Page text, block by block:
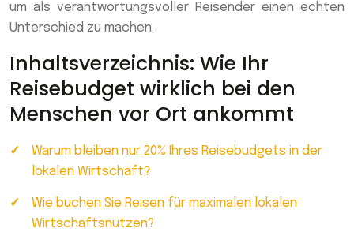
um als verantwortungsvoller Reisender einen echten
Unterschied zu machen.
Inhaltsverzeichnis: Wie Ihr
Reisebudget wirklich bei den
Menschen vor Ort ankommt
Warum bleiben nur 20% Ihres Reisebudgets in der
lokalen Wirtschaft?
Wie buchen Sie Reisen für maximalen lokalen
Wirtschaftsnutzen?